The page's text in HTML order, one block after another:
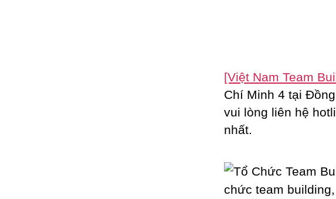
[Việt Nam Team
Chí Minh 4 tại
vui lòng liên hệ
nhất.